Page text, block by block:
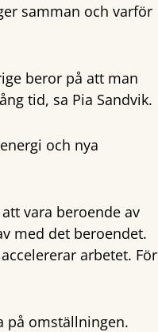
samman och varför
beror på att man
tid, sa Pia Sandvik.
och nya
vara beroende av
med det beroendet.
arbetet. För
på omställningen.